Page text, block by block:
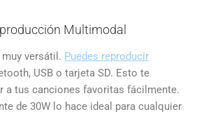
Multimodal
versátil. Puedes reproducir
USB o tarjeta SD. Esto te
a tus canciones favoritas fácilmente.
de 30W lo hace ideal para cualquier